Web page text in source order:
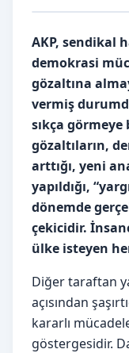
AKP, sendikal
demokrasi
gözaltına
vermiş
sıkça görmeye
gözaltıların,
arttığı, yeni
yapıldığı,
dönemde
çekicidir.
ülke isteyen
Diğer taraftan
açısından
kararlı
göstergesidir.